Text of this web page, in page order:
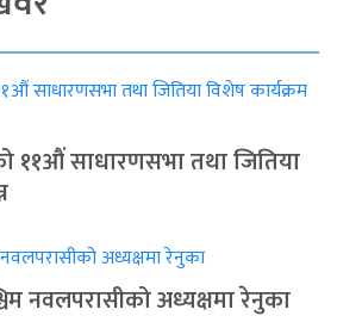
११औं साधारणसभा तथा जितिया
नवलपरासीको अध्यक्षमा रेनुका